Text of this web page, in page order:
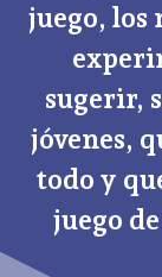
juego, los
sugerir,
jóvenes,
todo y
juego